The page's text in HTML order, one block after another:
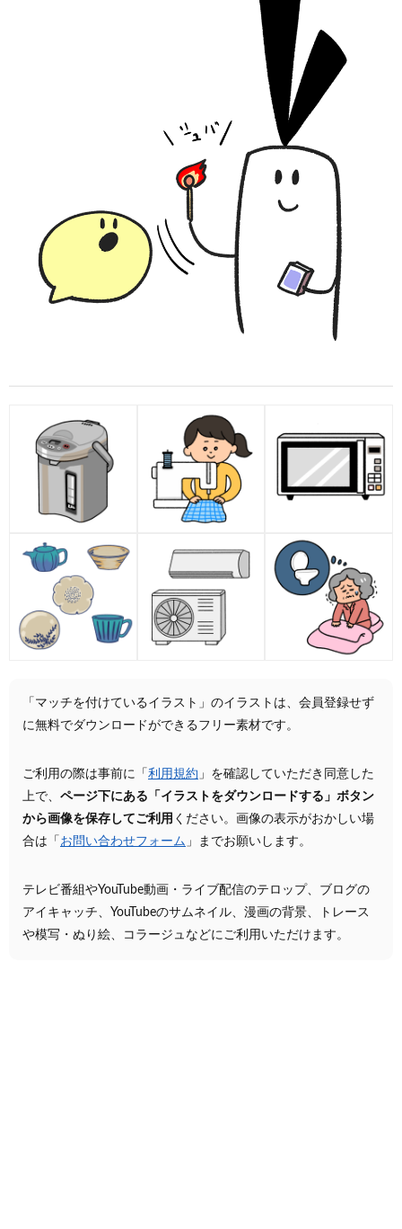
「マッチを付けているイラスト」のイラストは、会員登録せず
に無料でダウンロードができるフリー素材です。
ご利用の際は事前に「 利用規約 」を確認していただき同意した
上で、 ページ下にある「イラストをダウンロードする」ボタン
から画像を保存してご利用 ください。画像の表示がおかしい場
合は「 お問い合わせフォーム 」までお願いします。
テレビ番組やYouTube動画・ライブ配信のテロップ、ブログの
アイキャッチ、YouTubeのサムネイル、漫画の背景、トレース
や模写・ぬり絵、コラージュなどにご利用いただけます。